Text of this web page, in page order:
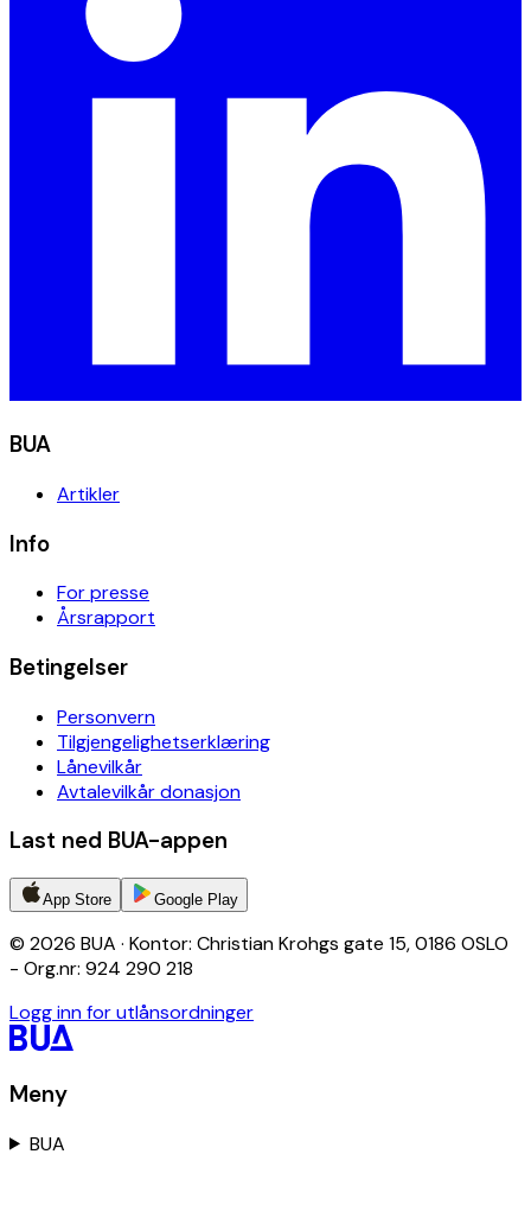
BUA
Artikler
Info
For presse
Årsrapport
Betingelser
Personvern
Tilgjengelighetserklæring
Lånevilkår
Avtalevilkår donasjon
Last ned BUA-appen
App Store Google Play
© 2026 BUA · Kontor: Christian Krohgs gate 15, 0186 OSLO
- Org.nr: 924 290 218
Logg inn for utlånsordninger
Meny
BUA